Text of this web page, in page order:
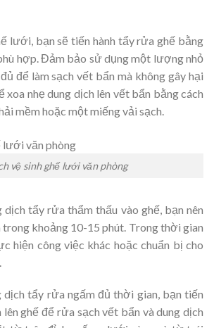
lưới, bạn sẽ tiến hành tẩy rửa ghế bằng
hợp. Đảm bảo sử dụng một lượng nhỏ
để làm sạch vết bẩn mà không gây hại
xoa nhẹ dung dịch lên vết bẩn bằng cách
mềm hoặc một miếng vải sạch.
vệ sinh ghế lưới văn phòng
dịch tẩy rửa thẩm thấu vào ghế, bạn nên
trong khoảng 10-15 phút. Trong thời gian
hiện công việc khác hoặc chuẩn bị cho
dịch tẩy rửa ngấm đủ thời gian, bạn tiến
ghế để rửa sạch vết bẩn và dung dịch